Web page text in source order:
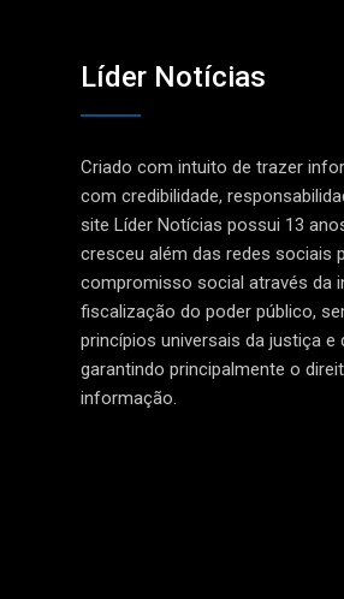
Líder Notícias
Criado com intuito de trazer
com credibilidade,
site Líder Notícias possui 13
cresceu além das redes sociais
compromisso social através da
fiscalização do poder público,
princípios universais da justiça e
garantindo principalmente o
informação.